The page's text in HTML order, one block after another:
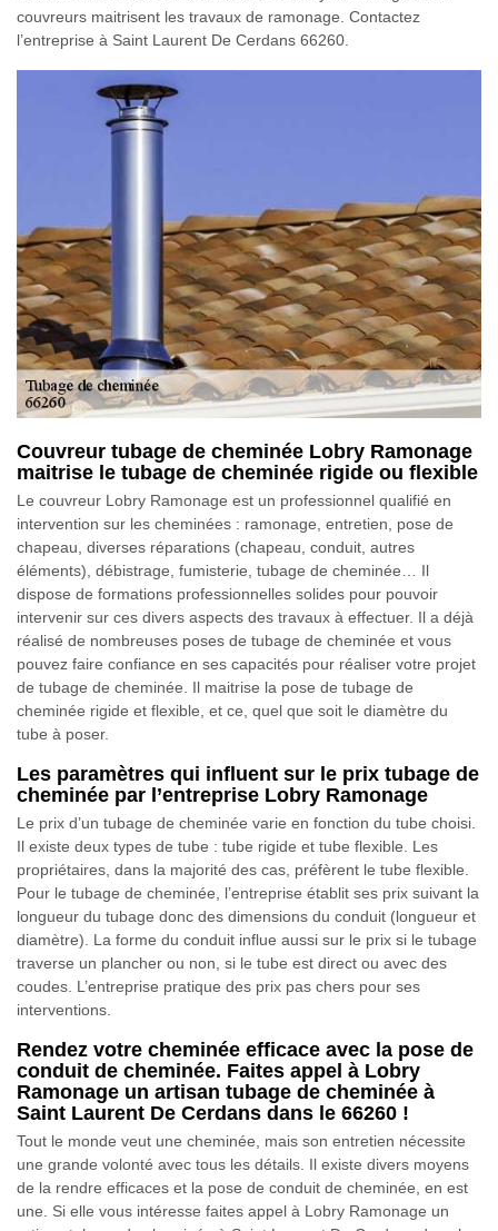
couvreurs maitrisent les travaux de ramonage. Contactez
l’entreprise à Saint Laurent De Cerdans 66260.
Couvreur tubage de cheminée Lobry Ramonage
maitrise le tubage de cheminée rigide ou flexible
Le couvreur Lobry Ramonage est un professionnel qualifié en
intervention sur les cheminées : ramonage, entretien, pose de
chapeau, diverses réparations (chapeau, conduit, autres
éléments), débistrage, fumisterie, tubage de cheminée… Il
dispose de formations professionnelles solides pour pouvoir
intervenir sur ces divers aspects des travaux à effectuer. Il a déjà
réalisé de nombreuses poses de tubage de cheminée et vous
pouvez faire confiance en ses capacités pour réaliser votre projet
de tubage de cheminée. Il maitrise la pose de tubage de
cheminée rigide et flexible, et ce, quel que soit le diamètre du
tube à poser.
Les paramètres qui influent sur le prix tubage de
cheminée par l’entreprise Lobry Ramonage
Le prix d’un tubage de cheminée varie en fonction du tube choisi.
Il existe deux types de tube : tube rigide et tube flexible. Les
propriétaires, dans la majorité des cas, préfèrent le tube flexible.
Pour le tubage de cheminée, l’entreprise établit ses prix suivant la
longueur du tubage donc des dimensions du conduit (longueur et
diamètre). La forme du conduit influe aussi sur le prix si le tubage
traverse un plancher ou non, si le tube est direct ou avec des
coudes. L’entreprise pratique des prix pas chers pour ses
interventions.
Rendez votre cheminée efficace avec la pose de
conduit de cheminée. Faites appel à Lobry
Ramonage un artisan tubage de cheminée à
Saint Laurent De Cerdans dans le 66260 !
Tout le monde veut une cheminée, mais son entretien nécessite
une grande volonté avec tous les détails. Il existe divers moyens
de la rendre efficaces et la pose de conduit de cheminée, en est
une. Si elle vous intéresse faites appel à Lobry Ramonage un